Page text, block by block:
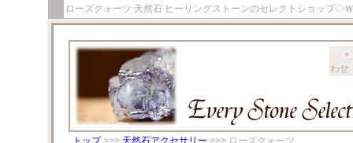
ローズクォーツ 天然石 ヒーリングストーンのセレクトショップ◇
わせ
トップ>>> 天然石アクセサリー >>> ローズクォーツ